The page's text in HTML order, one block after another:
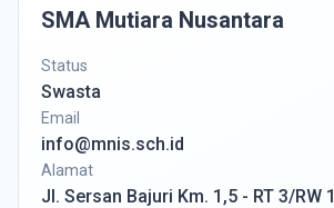
SMA Mutiara Nusantara
Status
Swasta
Email
info@mnis.sch.id
Alamat
Jl. Sersan Bajuri Km. 1,5 - RT 3/RW 1